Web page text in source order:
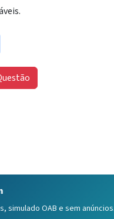
simulado OAB e sem anúncios.